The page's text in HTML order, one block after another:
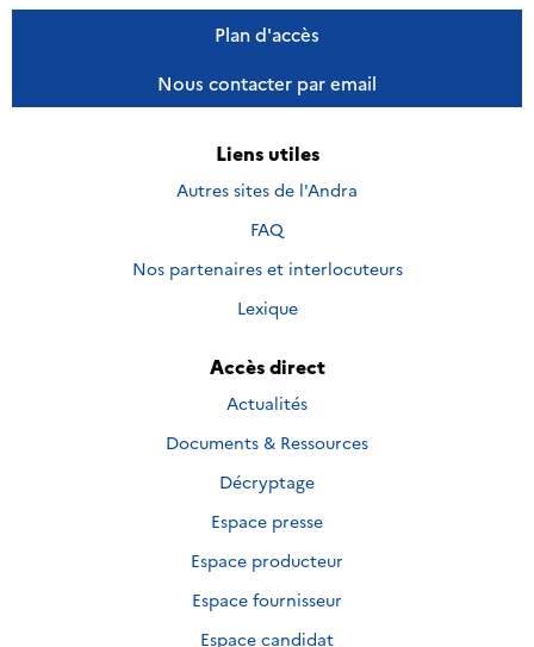
Plan d'accès
Nous contacter par email
Liens utiles
Autres sites de l'Andra
FAQ
Nos partenaires et interlocuteurs
Lexique
Accès direct
Actualités
Documents & Ressources
Décryptage
Espace presse
Espace producteur
Espace fournisseur
Espace candidat